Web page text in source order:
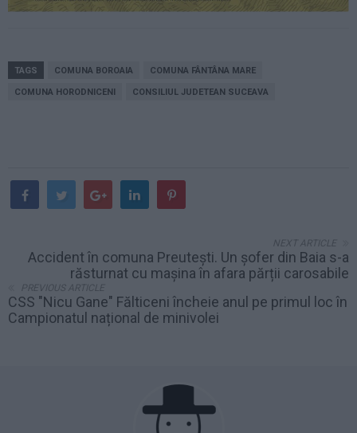
TAGS COMUNA BOROAIA COMUNA FÂNTÂNA MARE
COMUNA HORODNICENI CONSILIUL JUDETEAN SUCEAVA
NEXT ARTICLE
Accident în comuna Preutești. Un șofer din Baia s-a
răsturnat cu mașina în afara părții carosabile
PREVIOUS ARTICLE
CSS "Nicu Gane" Fălticeni încheie anul pe primul loc în
Campionatul național de minivolei